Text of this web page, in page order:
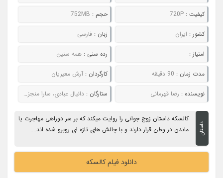
کیفیت :720P حجم : 752MB
کشور : ایران زبان : فارسی
امتیاز : رده سنی : همه سنین
مدت زمان : 90 دقیقه کارگردان : آرش معیریان
نویسنده : رضا قهرمانی ستارگان : دانیال عبادی، سارا منجزی پور، بهنوش بختیاری، مهران غفوریان
داستان
کالسکه داستان زوج جوانی را روایت میکند که بر سر دوراهی مهاجرت یا
ماندن در وطن قرار دارند و با چالش های تازه ای روبرو شده اند....
دانلود فیلم کالسکه